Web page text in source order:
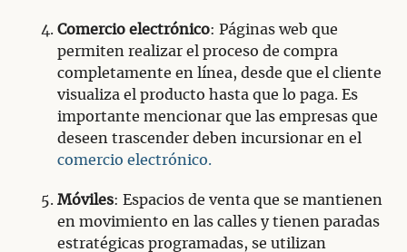
Comercio electrónico: Páginas web que
permiten realizar el proceso de compra
completamente en línea, desde que el cliente
visualiza el producto hasta que lo paga. Es
importante mencionar que las empresas que
deseen trascender deben incursionar en el
comercio electrónico.
Móviles: Espacios de venta que se mantienen
en movimiento en las calles y tienen paradas
estratégicas programadas, se utilizan